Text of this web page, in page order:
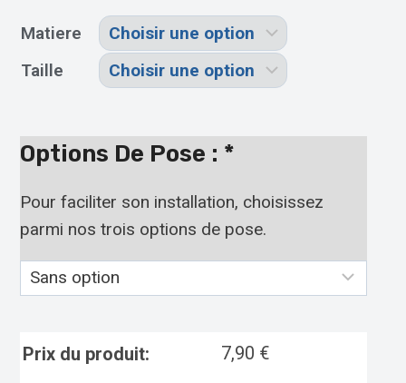
Matiere
Taille
Options De Pose : *
Pour faciliter son installation, choisissez
parmi nos trois options de pose.
Prix du produit: 7,90 €